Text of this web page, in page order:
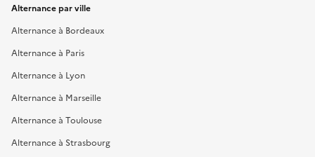
Alternance par ville
Alternance à Bordeaux
Alternance à Paris
Alternance à Lyon
Alternance à Marseille
Alternance à Toulouse
Alternance à Strasbourg